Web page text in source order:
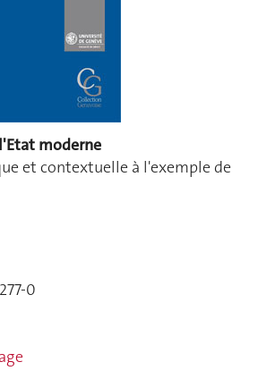
moderne
et contextuelle à l'exemple de
0